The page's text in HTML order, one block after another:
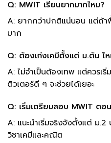
Q: MWIT เรียนยากมากไหม?
A: ยากกว่าปกติแน่นอน แต่ถ้า
มาก
Q: ต้องเก่งเคมีตั้งแต่ ม.ต้น ไ
A: ไม่จำเป็นต้องเทพ แต่ควรเ
ติวเตอร์ดี ๆ จะช่วยได้เยอะ
Q: เริ่มเตรียมสอบ MWIT ตอ
A: แนะนำเริ่มจริงจังตั้งแต่ ม
วิชาเคมีและคณิต